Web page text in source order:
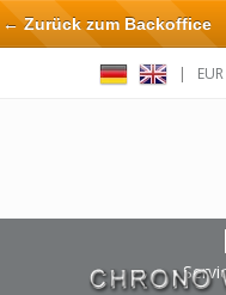
| EUR
← Zurück zum Backoffice
Eventuell können nicht